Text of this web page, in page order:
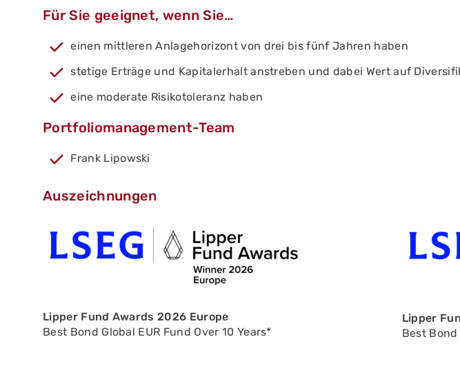
Für Sie geeignet, wenn Sie…
einen mittleren Anlagehorizont von drei bis fünf Jahren haben
stetige Erträge und Kapitalerhalt anstreben und dabei Wert auf
eine moderate Risikotoleranz haben
Portfoliomanagement-Team
Frank Lipowski
Auszeichnungen
Lipper Fund Awards 2026 Europe
Best Bond Global EUR Fund Over 10 Years*
Lipper
Best Bond